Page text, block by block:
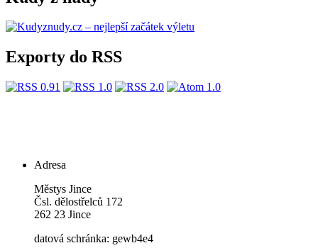
Exporty do RSS
Adresa
Městys Jince
Čsl. dělostřelců 172
262 23 Jince
datová schránka: gewb4e4